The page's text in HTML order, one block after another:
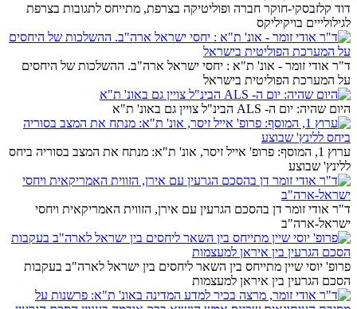
דוד קלזבסקי-חוקר חברה ופוליטיקה בצרפת, מתייחס לתגובות בצרפת
לגילולייים בויקיליקס
ד"ר אודי זומר - אונ' ת"א : יחסי ישראל ארה"ב. ההשלכות של היחסים
על המערכת הפוליטית בישראל
היום שהיה: יום ה- ALS הבינ"ל צויין גם באונ' ת"א
ערוץ 1, המוסף: פרופ' אייל זיסר, אונ' ת"א: מנתח את המצב בסוריה ביחס
ללינץ' שבוצע
ד"ר אודי זומר דן בהסכם הגרעין עם אירן, הזווית האמריקאית ויחסי
ישראל-ארה"ב
פרופ' יוסי שיין מתייחס בין השאר ליחסים בין ישראל לארה"ב בעקבות
הסכם הגרעין בין איראן למעצמות